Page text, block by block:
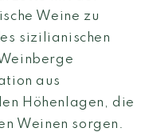
Weine zu
sizilianischen
aus
Höhenlagen, die
Weinen sorgen.